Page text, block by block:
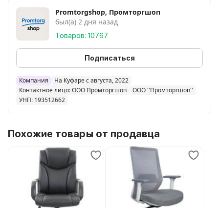
Promtorgshop, Промторгшоп
был(а) 2 дня назад
Товаров: 10767
Подписаться
Компания
На Куфаре с августа, 2022
Контактное лицо: ООО Промторгшоп
ООО ''Промторгшоп''
УНП: 193512662
Похожие товары от продавца